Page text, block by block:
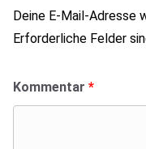
Deine E-Mail-
Erforderliche Felder
Kommentar *